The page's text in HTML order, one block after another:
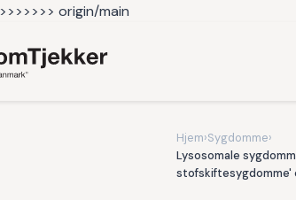
>>>>>>> origin/main
Hjem›Sygdomme›
Lysosomale